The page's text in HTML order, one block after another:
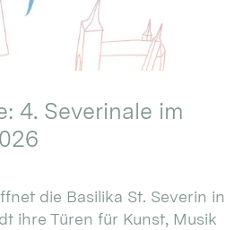
4. Severinale im
die Basilika St. Severin in
ihre Türen für Kunst, Musik